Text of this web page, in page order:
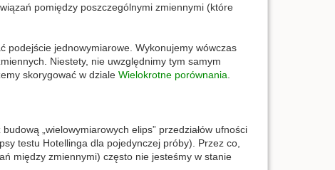
pomiędzy poszczególnymi zmiennymi (które
podejście jednowymiarowe. Wykonujemy wówczas
Niestety, nie uwzględnimy tym samym
skorygować w dziale Wielokrotne porównania.
„wielowymiarowych elips” przedziałów ufności
testu Hotellinga dla pojedynczej próby). Przez co,
między zmiennymi) często nie jesteśmy w stanie